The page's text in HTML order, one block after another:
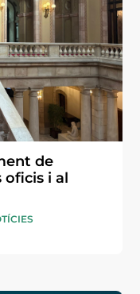
de
oficis i al